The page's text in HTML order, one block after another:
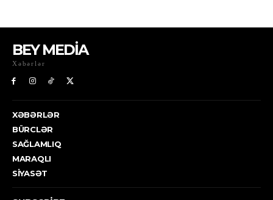
BEY MEDİA
Xəbərlər
XƏBƏRLƏR
BÜRCLƏR
SAĞLAMLIQ
MARAQLI
SIYASƏT